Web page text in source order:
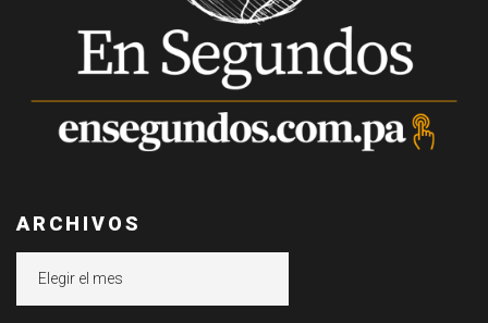
ARCHIVOS